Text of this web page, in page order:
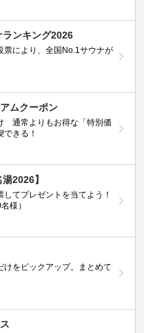
ランキング2026
票により、全国No.1サウナが
ムクーポン
通常よりもお得な「特別価
きる！
2026】
てプレゼントを当てよう！
様）
けをピックアップ。まとめて